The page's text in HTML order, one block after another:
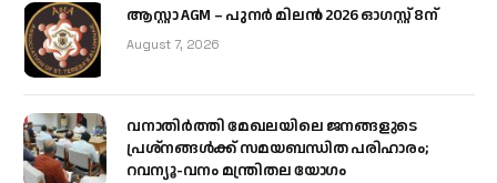
ആസ്റ്റാ AGM – പുനർ മിലൻ 2026 ഓഗസ്റ്റ് 8ന്
August 7, 2026
വനാതിർത്തി മേഖലയിലെ ജനങ്ങളുടെ
പ്രശ്നങ്ങൾക്ക് സമയബന്ധിത പരിഹാരം;
റവന്യൂ-വനം മന്ത്രിതല യോഗം